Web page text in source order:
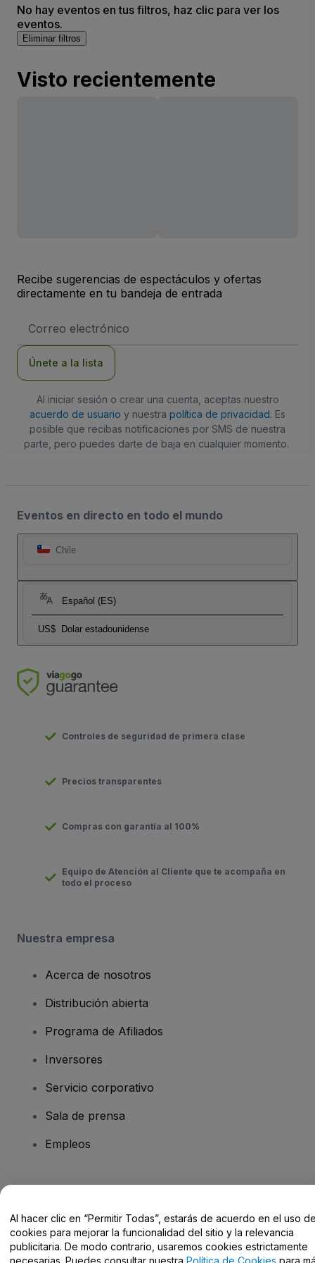
No hay eventos en tus filtros, haz clic para ver los
eventos.
Eliminar filtros
Visto recientemente
Recibe sugerencias de espectáculos y ofertas
directamente en tu bandeja de entrada
de
Únete a la lista
Al iniciar sesión o crear una cuenta, aceptas nuestro
acuerdo de usuario y nuestra política de privacidad. Es
posible que recibas notificaciones por SMS de nuestra
parte, pero puedes darte de baja en cualquier momento.
Eventos en directo en todo el mundo
Chile
Español (ES)
US$ Dolar estadounidense
Controles de seguridad de primera clase
Precios transparentes
Compras con garantía al 100%
Equipo de Atención al Cliente que te acompaña en
todo el proceso
Nuestra empresa
Acerca de nosotros
Distribución abierta
Programa de Afiliados
Inversores
Servicio corporativo
Sala de prensa
Empleos
Centro de Ayuda / Contacto
Al hacer clic en “Permitir Todas”, estarás de acuerdo en el uso
cookies para mejorar la funcionalidad del sitio y la relevancia
publicitaria. De modo contrario, usaremos cookies estrictamente
necesarias. Puedes consultar nuestra Política de Cookies para